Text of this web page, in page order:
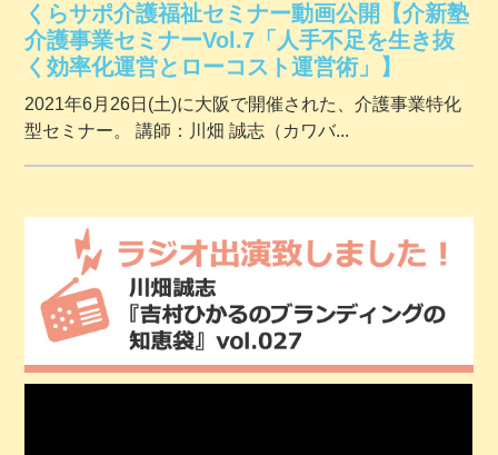
くらサポ介護福祉セミナー動画公開【介新塾
介護事業セミナーVol.7「人手不足を生き抜
く効率化運営とローコスト運営術」】
2021年6月26日(土)に大阪で開催された、介護事業特化
型セミナー。 講師：川畑 誠志（カワバ...